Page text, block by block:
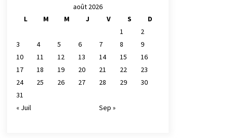
août 2026
L
M M J V S
D
1
2
3
4 5 6 7 8
9
10
11 12 13 14 15
16
17
18 19 20 21 22
23
24
25 26 27 28 29
30
31
« Juil
Sep »